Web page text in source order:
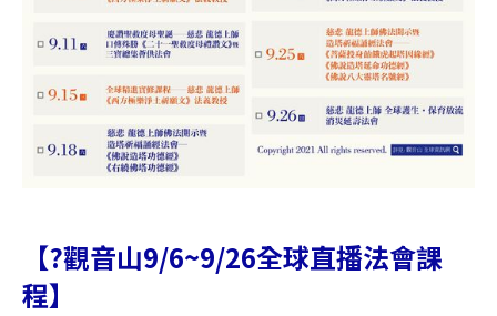
【?觀音山9/6~9/26全球直播法會課
程】